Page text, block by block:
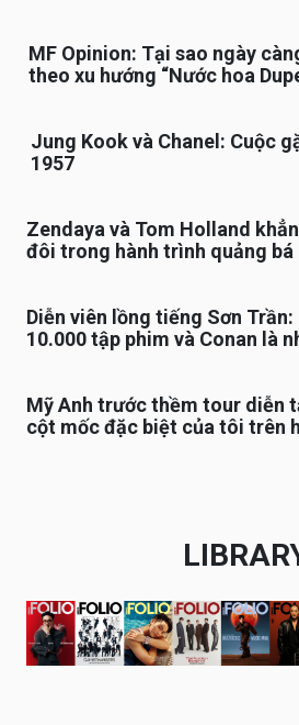
MF Opinion: Tại sao ngày
theo xu hướng “Nước hoa
Jung Kook và Chanel: Cuộc
1957
Zendaya và Tom Holland
đôi trong hành trình quảng
Diễn viên lồng tiếng Sơn Trần:
10.000 tập phim và Conan là
Mỹ Anh trước thềm tour diễn
cột mốc đặc biệt của tôi trên